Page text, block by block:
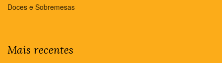
Doces e Sobremesas
Mais recentes